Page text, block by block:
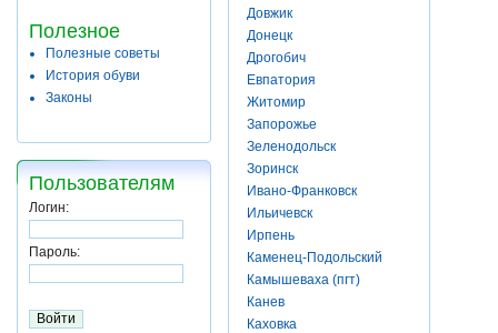
Полезное
Полезные советы
История обуви
Законы
Пользователям
Логин:
Пароль:
Довжик
Донецк
Дрогобич
Евпатория
Житомир
Запорожье
Зеленодольск
Зоринск
Ивано-Франковск
Ильичевск
Ирпень
Каменец-Подольский
Камышеваха (пгт)
Канев
Каховка